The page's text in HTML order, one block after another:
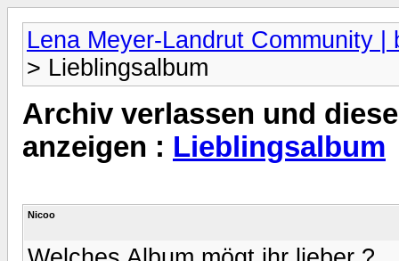
Lena Meyer-Landrut Community |
> Lieblingsalbum
Archiv verlassen und
anzeigen : Lieblingsalbum
Nicoo